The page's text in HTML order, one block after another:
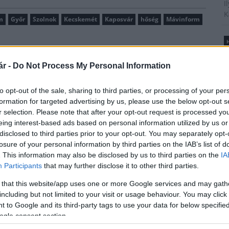
- Do Not Process My Personal Information
opt-out of the sale, sharing to third parties, or processing of your
for targeted advertising by us, please use the below opt-out
selection. Please note that after your opt-out request is processed
interest-based ads based on personal information utilized by us
to third parties prior to your opt-out. You may separately
of your personal information by third parties on the IAB’s list of
This information may also be disclosed by us to third parties on the
Participants that may further disclose it to other third parties.
that this website/app uses one or more Google services and may
but not limited to your visit or usage behaviour. You may
to Google and its third-party tags to use your data for below
consent section.
Győr Szolnok Kecskemét Kaposvár hőség
Mávinform
Új gyalogosátkelők és jelzőlámpás
csomópont épül Angyalföldön
Másfélszeresére bővítik
Hódmezővásárhely jó hírű
református iskoláját